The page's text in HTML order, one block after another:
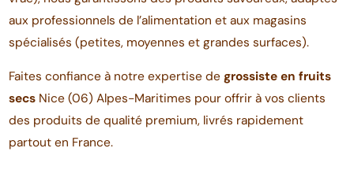
aux professionnels de l’alimentation et aux magasins
spécialisés (petites, moyennes et grandes surfaces).
Faites confiance à notre expertise degrossiste en fruits
secs Nice (06) Alpes-Maritimes pour offrir à vos clients
des produits de qualité premium, livrés rapidement
partout en France.